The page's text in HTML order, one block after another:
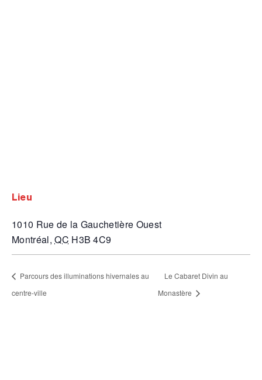
lieu
1010 Rue de la Gauchetière Ouest
Montréal, QC H3B 4C9
Parcours des illuminations hivernales au
centre-ville
Le Cabaret Divin au
Monastère